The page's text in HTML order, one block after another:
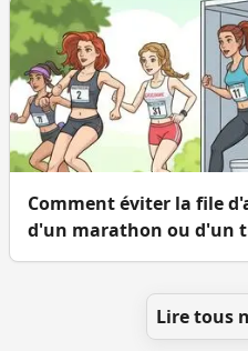
Comment éviter la file
d'un marathon ou d'un
Lire tous